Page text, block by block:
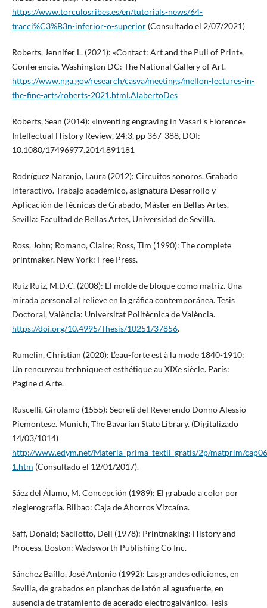
https://www.torculosribes.es/en/tutorials-news/64-
tracci%C3%B3n-inferior-o-superior(Consultado el 2/07/2021)
Roberts, Jennifer L. (2021): «Contact: Art and the Pull of Print»,
Conferencia. Washington DC: The National Gallery of Art.
https://www.nga.gov/research/casva/meetings/mellon-lectures-in-
the-fine-arts/roberts-2021.html.AlabertoDes
Roberts, Sean (2014): «Inventing engraving in Vasari’s Florence»
Intellectual History Review, 24:3, pp 367-388, DOI:
10.1080/17496977.2014.891181
Rodríguez Naranjo, Laura (2012): Circuitos sonoros. Grabado
interactivo. Trabajo académico, asignatura Desarrollo y
Aplicación de Técnicas de Grabado, Máster en Bellas Artes.
Sevilla: Facultad de Bellas Artes, Universidad de Sevilla.
Ross, John; Romano, Claire; Ross, Tim (1990): The complete
printmaker. New York: Free Press.
Ruiz Ruiz, M.D.C. (2008): El molde de bloque como matriz. Una
mirada personal al relieve en la gráfica contemporánea. Tesis
Doctoral, València: Universitat Politècnica de València.
https://doi.org/10.4995/Thesis/10251/37856.
Rumelin, Christian (2020): L’eau-forte est à la mode 1840-1910:
Un renouveau technique et esthétique au XIXe siècle. París:
Pagine d Arte.
Ruscelli, Girolamo (1555): Secreti del Reverendo Donno Alessio
Piemontese. Munich, The Bavarian State Library. (Digitalizado
14/03/1014)
http://www.edym.net/Materia_prima_textil_gratis/2p/matprim/
1.htm (Consultado el 12/01/2017).
Sáez del Álamo, M. Concepción (1989): El grabado a color por
zieglerografía. Bilbao: Caja de Ahorros Vizcaína.
Saff, Donald; Sacilotto, Deli (1978): Printmaking: History and
Process. Boston: Wadsworth Publishing Co Inc.
Sánchez Baíllo, José Antonio (1992): Las grandes ediciones, en
Sevilla, de grabados en planchas de latón al aguafuerte, en
ausencia de tratamiento de acerado electrogalvánico. Tesis